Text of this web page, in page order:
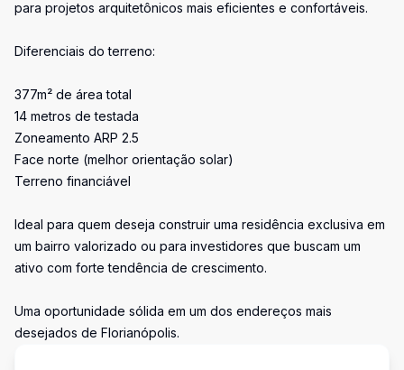
para projetos arquitetônicos mais eficientes e confortáveis.
Diferenciais do terreno:
377m² de área total
14 metros de testada
Zoneamento ARP 2.5
Face norte (melhor orientação solar)
Terreno financiável
Ideal para quem deseja construir uma residência exclusiva em
um bairro valorizado ou para investidores que buscam um
ativo com forte tendência de crescimento.
Uma oportunidade sólida em um dos endereços mais
desejados de Florianópolis.